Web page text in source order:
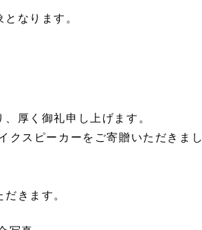
なります。
厚く御礼申し上げます。
クスピーカーをご寄贈いただきまし
きます。